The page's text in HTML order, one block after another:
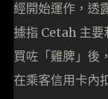
經開始運作，透
據指 Cetah 主要
買咗「雞脾」後
在乘客信用卡內